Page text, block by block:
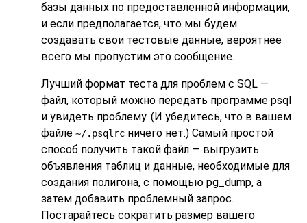
базы данных по предоставленной информации,
и если предполагается, что мы будем
создавать свои тестовые данные, вероятнее
всего мы пропустим это сообщение.
Лучший формат теста для проблем с SQL —
файл, который можно передать программе psql
и увидеть проблему. (И убедитесь, что в вашем
файле ~/.psqlrc ничего нет.) Самый простой
способ получить такой файл — выгрузить
объявления таблиц и данные, необходимые для
создания полигона, с помощью pg_dump, а
затем добавить проблемный запрос.
Постарайтесь сократить размер вашего